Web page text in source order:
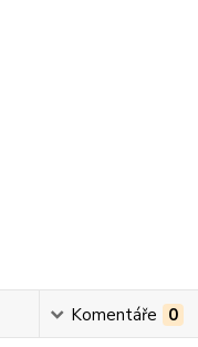
Komentáře 0